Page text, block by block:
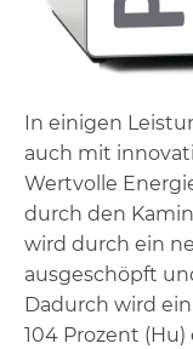
In einigen
auch mit
Wertvolle
durch den
wird durch ein
ausgeschöpft
Dadurch wird
104 Prozent (Hu)